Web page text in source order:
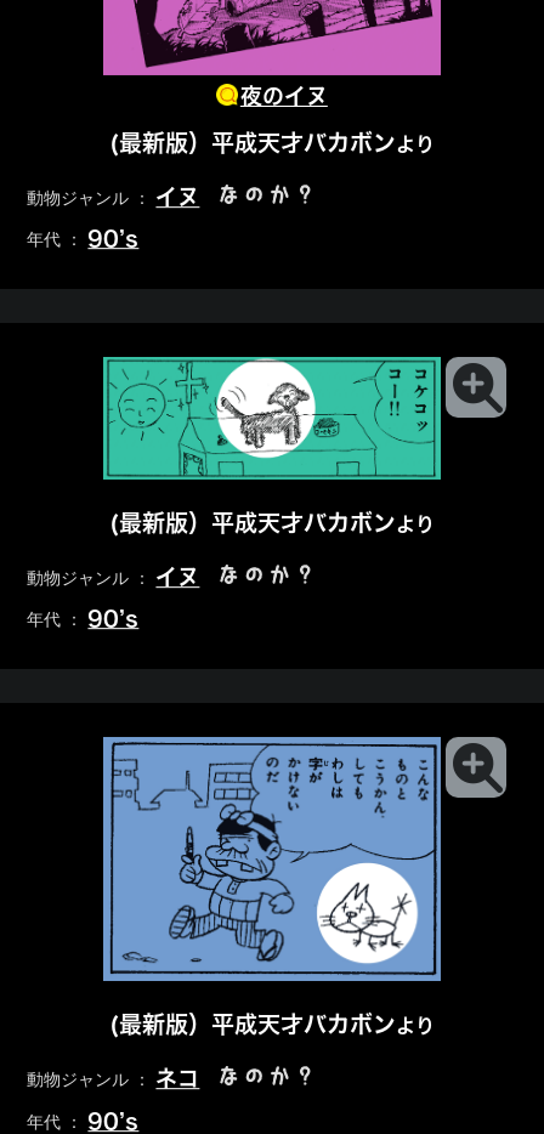
夜のイヌ
(最新版）平成天才バカボンより
動物ジャンル ： イヌ なのか？
年代 ： 90’s
(最新版）平成天才バカボンより
動物ジャンル ： イヌ なのか？
年代 ： 90’s
(最新版）平成天才バカボンより
動物ジャンル ： ネコ なのか？
年代 ： 90’s